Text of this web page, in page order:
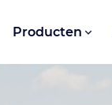
Producten